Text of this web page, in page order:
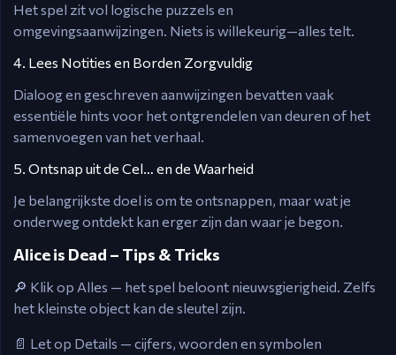
Het spel zit vol logische puzzels en
omgevingsaanwijzingen. Niets is willekeurig—alles telt.
4. Lees Notities en Borden Zorgvuldig
Dialoog en geschreven aanwijzingen bevatten vaak
essentiële hints voor het ontgrendelen van deuren of het
samenvoegen van het verhaal.
5. Ontsnap uit de Cel… en de Waarheid
Je belangrijkste doel is om te ontsnappen, maar wat je
onderweg ontdekt kan erger zijn dan waar je begon.
Alice is Dead – Tips & Tricks
🔎 Klik op Alles — het spel beloont nieuwsgierigheid. Zelfs
het kleinste object kan de sleutel zijn.
📄 Let op Details — cijfers, woorden en symbolen